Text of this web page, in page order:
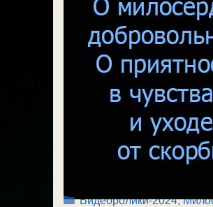
Рубрики
Видеоролики-2024,